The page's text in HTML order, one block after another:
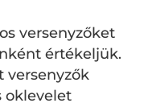
versenyzőket
értékeljük.
versenyzők
oklevelet